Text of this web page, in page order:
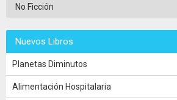
No Ficción
Nuevos Libros
Planetas Diminutos
Alimentación Hospitalaria